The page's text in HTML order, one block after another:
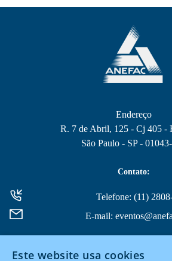
Endereço
R. 7 de Abril, 125 - Cj 405 -
São Paulo - SP -
Contato:
Telefone: (11)
E-mail:
Este website usa cookies